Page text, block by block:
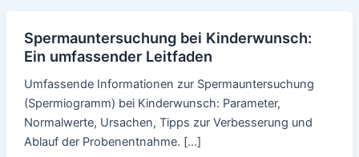
Spermauntersuchung bei Kinderwunsch:
Ein umfassender Leitfaden
Umfassende Informationen zur Spermauntersuchung
(Spermiogramm) bei Kinderwunsch: Parameter,
Normalwerte, Ursachen, Tipps zur Verbesserung und
Ablauf der Probenentnahme. […]